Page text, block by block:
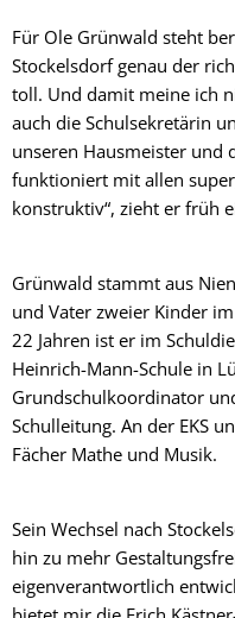
Für Ole Grünwald steht
Stockelsdorf genau der
toll. Und damit meine ich
auch die Schulsekretärin
unseren Hausmeister und
funktioniert mit allen
konstruktiv“, zieht er früh
Grünwald stammt aus
und Vater zweier Kinder
22 Jahren ist er im
Heinrich-Mann-Schule in
Grundschulkoordinator
Schulleitung. An der EKS
Fächer Mathe und Musik.
Sein Wechsel nach
hin zu mehr
eigenverantwortlich